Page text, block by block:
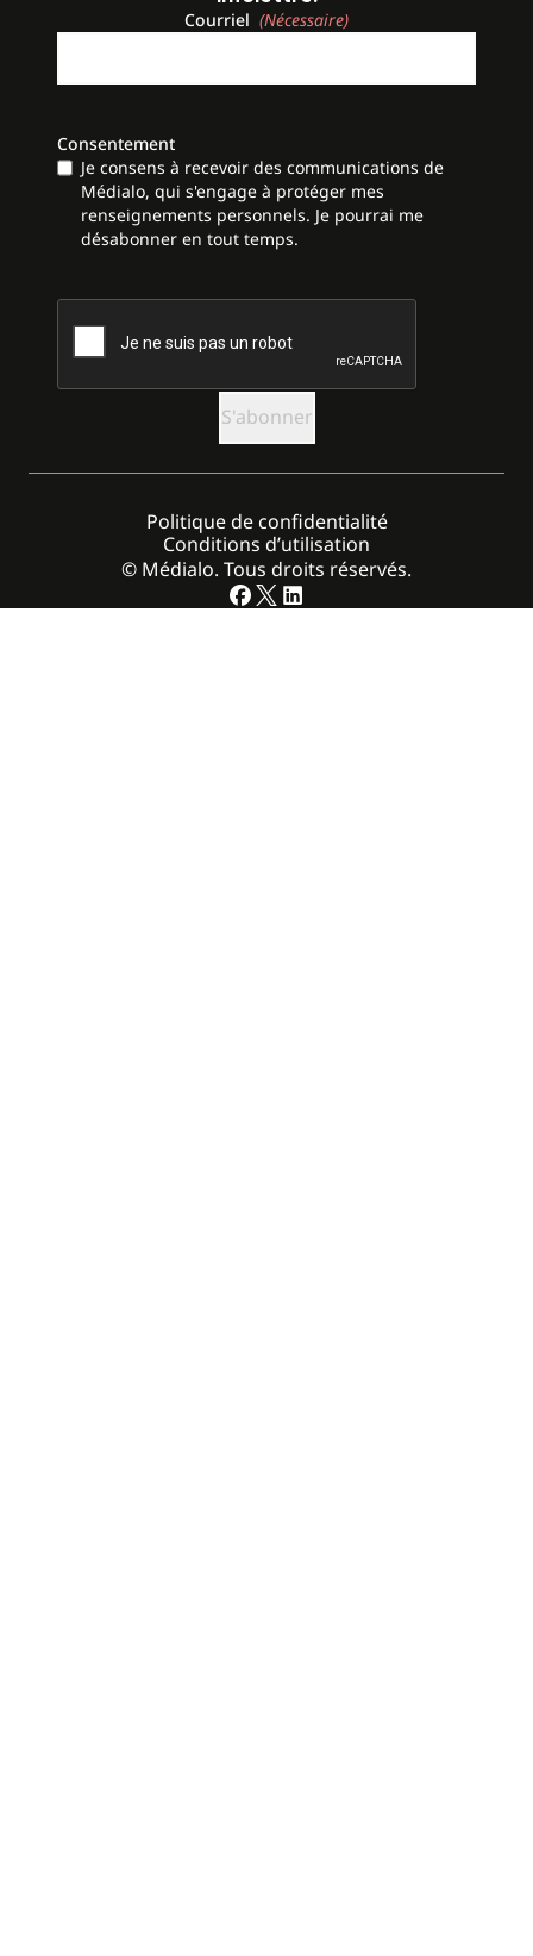
Courriel (Nécessaire)
Consentement
Je consens à recevoir des communications de
Médialo, qui s'engage à protéger mes
renseignements personnels. Je pourrai me
désabonner en tout temps.
CAPTCHA
© Médialo. Tous droits réservés.
Politique de confidentialité
Conditions d’utilisation